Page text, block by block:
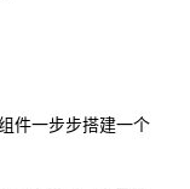
件一步步搭建一个